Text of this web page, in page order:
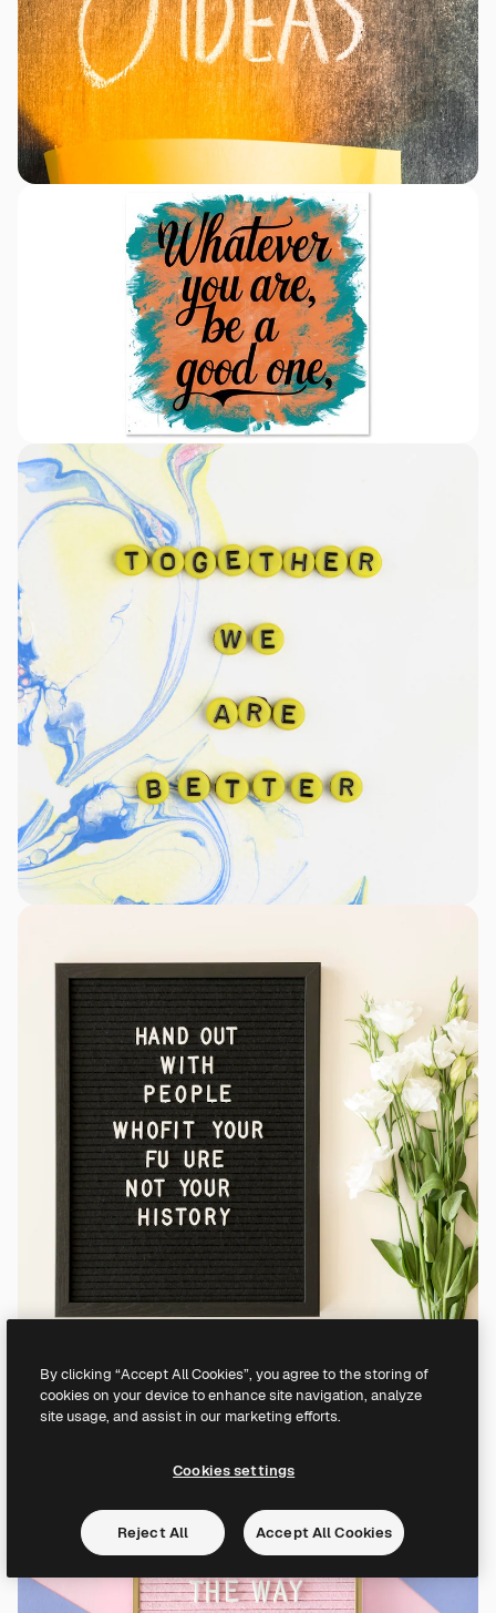
By clicking “Accept All Cookies”, you agree to the storing of
cookies on your device to enhance site navigation, analyze
site usage, and assist in our marketing efforts.
Cookies settings
Reject All Accept All Cookies